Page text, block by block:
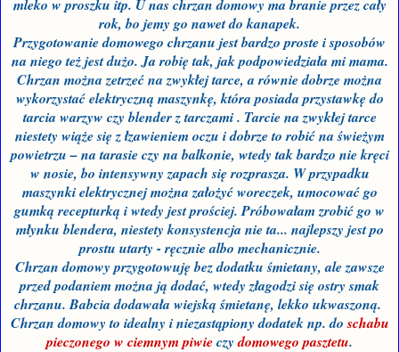
mleko w proszku itp. U naschrzan domowy ma branieprzez cały
rok, bo jemy go nawet do kanapek.
Przygotowanie domowego chrzanu jest bardzo proste i sposobów
na niego też jest dużo. Ja robię tak, jak podpowiedziała mi mama.
Chrzan można zetrzeć na zwykłej tarce, a równie dobrze można
wykorzystać elektryczną maszynkę, która posiada przystawkę do
tarcia warzyw czy blender z tarczami . Tarcie na zwykłej tarce
niestety wiąże się z łzawieniem oczu i dobrze to robić na świeżym
powietrzu – na tarasie czy na balkonie, wtedy tak bardzo nie kręci
w nosie, bo intensywny zapach się rozprasza. W przypadku
maszynki elektrycznej można założyć woreczek, umocować go
gumką recepturką i wtedy jest prościej. Próbowałam zrobić go w
młynku blendera, niestety konsystencja nie ta... najlepszy jest po
prostu utarty - ręcznie albo mechanicznie.
Chrzan domowy przygotowuję bez dodatku śmietany, ale zawsze
przed podaniem można ją dodać, wtedy złagodzi się ostry smak
chrzanu. Babcia dodawała wiejską śmietanę, lekko ukwaszoną.
Chrzan domowy to idealny i niezastąpionydodatek np. doschabu
pieczonego w ciemnym piwieczydomowego pasztetu.